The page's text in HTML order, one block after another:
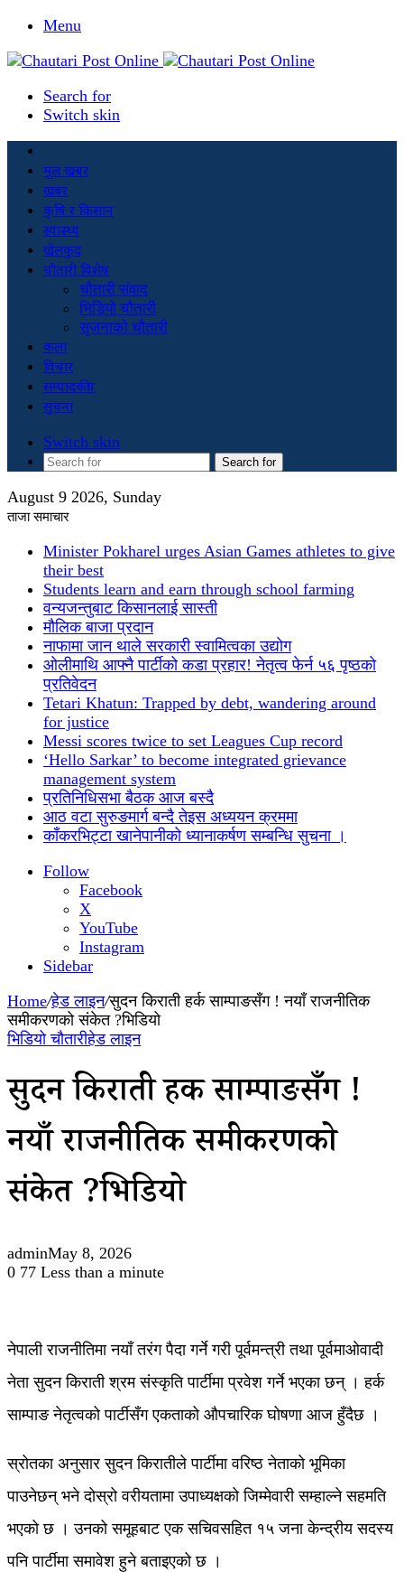
Menu
Search for
Switch skin
मूल खबर
खबर
कृषि र किसान
स्वास्थ्य
खेलकुद
चौतारी विशेष
चौतारी संवाद
भिडियो चौतारी
सृजनाको चौतारी
कला
विचार
सम्पादकीय
सुचना
Switch skin
Search for
August 9 2026, Sunday
ताजा समाचार
Minister Pokharel urges Asian Games athletes to give
their best
Students learn and earn through school farming
वन्यजन्तुबाट किसानलाई सास्ती
मौलिक बाजा प्रदान
नाफामा जान थाले सरकारी स्वामित्वका उद्योग
ओलीमाथि आफ्नै पार्टीको कडा प्रहार! नेतृत्व फेर्न ५६ पृष्ठको
प्रतिवेदन
Tetari Khatun: Trapped by debt, wandering around
for justice
Messi scores twice to set Leagues Cup record
‘Hello Sarkar’ to become integrated grievance
management system
प्रतिनिधिसभा बैठक आज बस्दै
आठ वटा सुरुङमार्ग बन्दै तेइस अध्ययन क्रममा
काँकरभिट्टा खानेपानीको ध्यानाकर्षण सम्बन्धि सुचना ।
Follow
Facebook
X
YouTube
Instagram
Sidebar
Home/हेड लाइन/सुदन किराती हर्क साम्पाङसँग ! नयाँ राजनीतिक
समीकरणको संकेत ?भिडियो
भिडियो चौतारीहेड लाइन
सुदन किराती हर्क साम्पाङसँग !
नयाँ राजनीतिक समीकरणको
संकेत ?भिडियो
adminMay 8, 2026
0 77 Less than a minute
नेपाली राजनीतिमा नयाँ तरंग पैदा गर्ने गरी पूर्वमन्त्री तथा पूर्वमाओवादी
नेता सुदन किराती श्रम संस्कृति पार्टीमा प्रवेश गर्ने भएका छन् । हर्क
साम्पाङ नेतृत्वको पार्टीसँग एकताको औपचारिक घोषणा आज हुँदैछ ।
स्रोतका अनुसार सुदन किरातीले पार्टीमा वरिष्ठ नेताको भूमिका
पाउनेछन् भने दोस्रो वरीयतामा उपाध्यक्षको जिम्मेवारी सम्हाल्ने सहमति
भएको छ । उनको समूहबाट एक सचिवसहित १५ जना केन्द्रीय सदस्य
पनि पार्टीमा समावेश हुने बताइएको छ ।